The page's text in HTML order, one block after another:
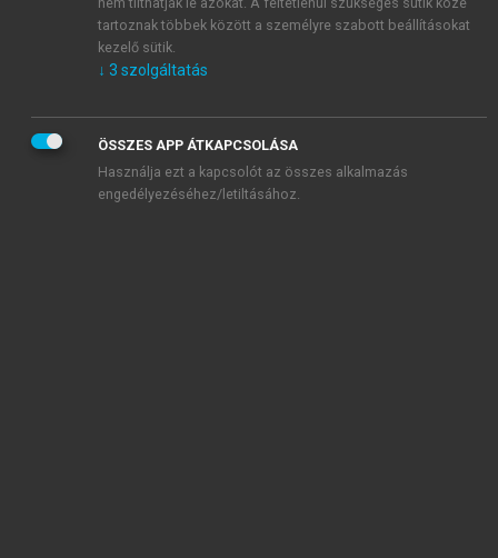
tudomásul veszem és elfogadom.
KIPRÓBÁLOM
tartoznak többek között a személyre szabott beállításokat
kezelő sütik.
↓ 3 szolgáltatás
ÖSSZES APP ÁTKAPCSOLÁSA
Használja ezt a kapcsolót az összes alkalmazás
engedélyezéséhez/letiltásához.